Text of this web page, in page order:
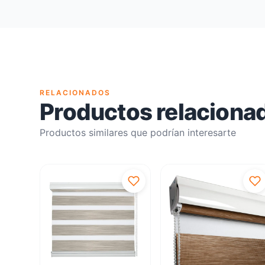
RELACIONADOS
Productos
Productos similares que podrían interesarte